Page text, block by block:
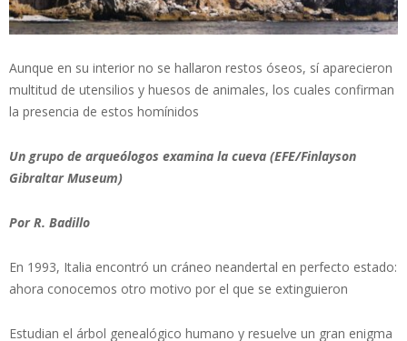
Aunque en su interior no se hallaron restos óseos, sí aparecieron
multitud de utensilios y huesos de animales, los cuales confirman
la presencia de estos homínidos
Un grupo de arqueólogos examina la cueva (EFE/Finlayson
Gibraltar Museum)
Por R. Badillo
En 1993, Italia encontró un cráneo neandertal en perfecto estado:
ahora conocemos otro motivo por el que se extinguieron
Estudian el árbol genealógico humano y resuelve un gran enigma